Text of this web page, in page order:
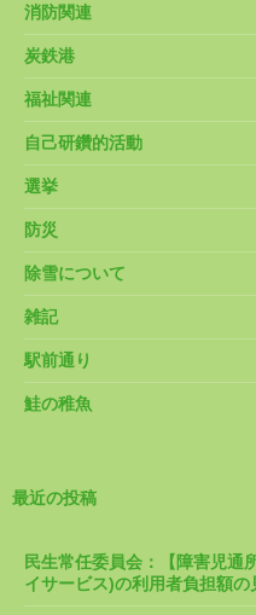
消防関連
炭鉄港
福祉関連
自己研鑽的活動
選挙
防災
除雪について
雑記
駅前通り
鮭の稚魚
最近の投稿
民生常任委員会：【障害児通
イサービス)の利用者負担額の